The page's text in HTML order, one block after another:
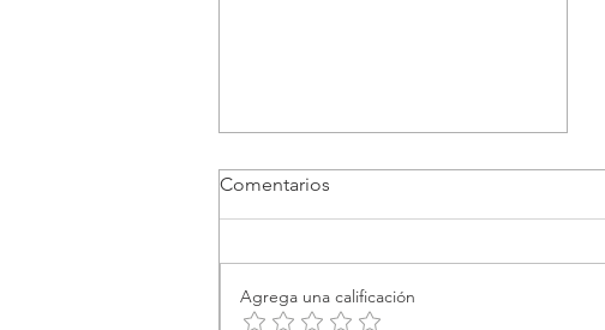
Comentarios
Agrega una calificación